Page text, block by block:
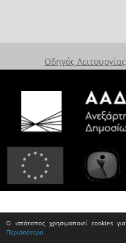
Ο ιστότοπος χρησιμοποιεί cookies
Περισσότερα
Οδηγός Λειτουργίας